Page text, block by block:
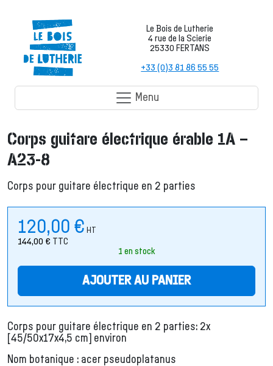
Le Bois de Lutherie
4 rue de la Scierie
25330 FERTANS
+33 (0)3 81 86 55 55
Menu
Corps guitare électrique érable 1A –
A23-8
Corps pour guitare électrique en 2 parties
120,00 € HT
144,00 € TTC
1 en stock
AJOUTER AU PANIER
Corps pour guitare électrique en 2 parties: 2x
[45/50x17x4,5 cm] environ
Nom botanique : acer pseudoplatanus